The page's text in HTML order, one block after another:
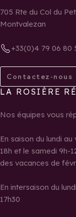
705 Rte du Col du
Montvalezan
+33(0)4 79 06 80
Contactez-nous
LA ROSIÈRE
Nos équipes vous
En saison du lundi au
18h et le samedi 9h-
des vacances de
En intersaison du
17h30